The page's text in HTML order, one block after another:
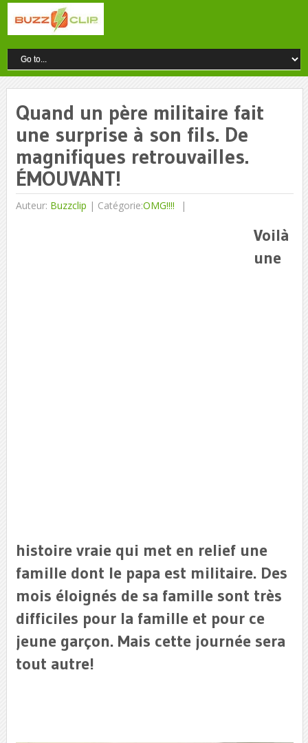
Quand un père militaire fait
une surprise à son fils. De
magnifiques retrouvailles.
ÉMOUVANT!
Auteur: Buzzclip | Catégorie:OMG!!!!
Voilà
une
histoire vraie qui met en relief une
famille dont le papa est militaire. Des
mois éloignés de sa famille sont très
difficiles pour la famille et pour ce
jeune garçon. Mais cette journée sera
tout autre!